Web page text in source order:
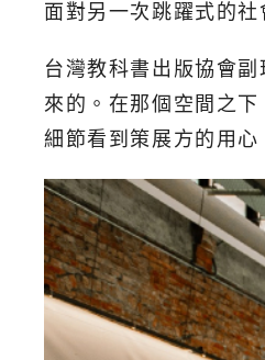
面對另一次跳躍式的
台灣教科書出版協會
來的。在那個空間之
細節看到策展方的用心